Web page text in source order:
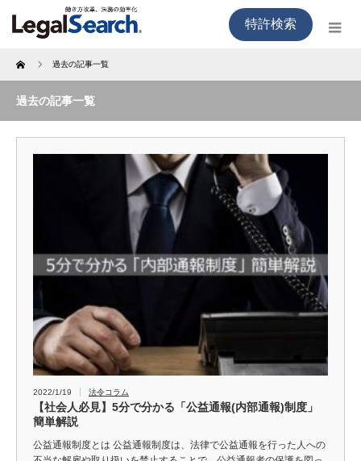
特許検索
Home 過去の記事一覧
過去の記事一覧
2022/1/19 法令コラム
【社会人必見】5分で分かる「公益通報(内部通報)制度」
簡単解説
公益通報制度とは 公益通報制度は、法律で公益通報を行った人への